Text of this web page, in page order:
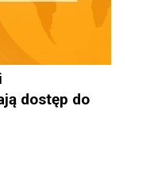
dostęp do